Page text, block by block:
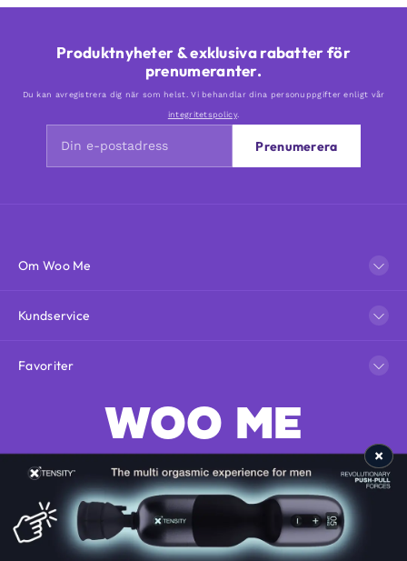
Produktnyheter & exklusiva rabatter för
prenumeranter.
Du kan avregistrera dig när som helst. Vi behandlar dina personuppgifter enligt vår
integritetspolicy.
Prenumerera
Om Woo Me
Kundservice
Favoriter
WOO ME
Sweden
×
×